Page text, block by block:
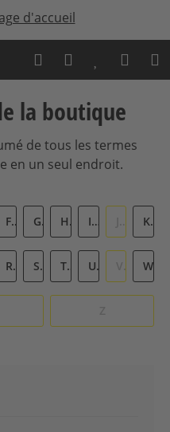
advice
la boutique
de tous les termes
en un seul endroit.
F G H I K
R S T U